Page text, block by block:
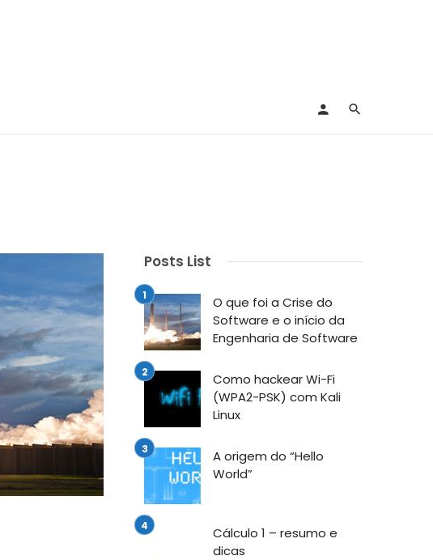
Posts List
O que foi a Crise do
Software e o início da
Engenharia de Software
Como hackear Wi-Fi
(WPA2-PSK) com Kali
Linux
A origem do “Hello
World”
Cálculo 1 – resumo e
dicas